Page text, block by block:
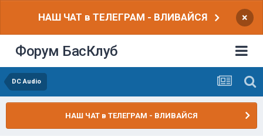
НАШ ЧАТ в ТЕЛЕГРАМ - ВЛИВАЙСЯ ×
Форум БасКлуб
DC Audio
НАШ ЧАТ в ТЕЛЕГРАМ - ВЛИВАЙСЯ